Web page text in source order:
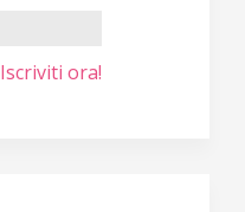
Iscriviti ora!